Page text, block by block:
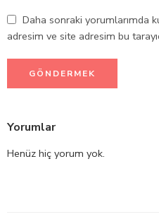
Daha sonraki yorumlarımda
adresim ve site adresim bu
Yorumlar
Henüz hiç yorum yok.